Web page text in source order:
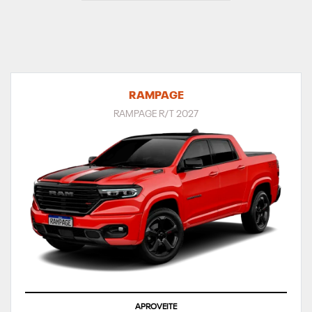
RAMPAGE
RAMPAGE R/T 2027
APROVEITE